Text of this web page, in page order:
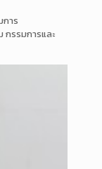
าร
รรมการและ